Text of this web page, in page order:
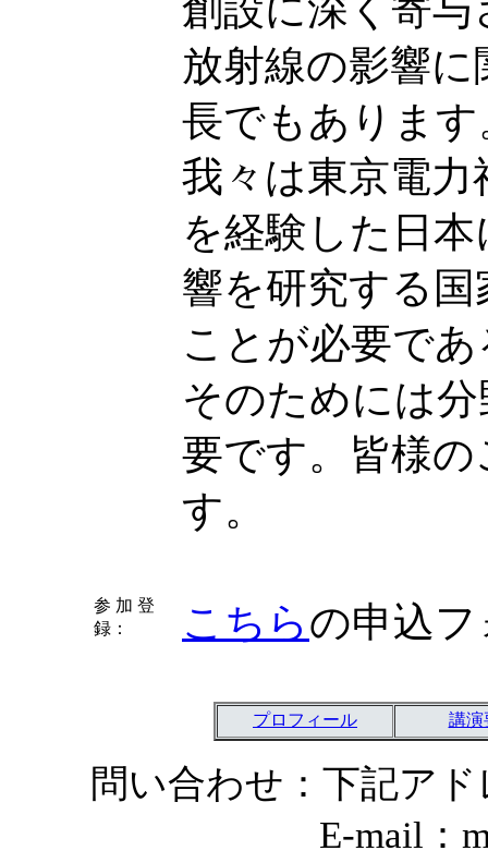
創設に深く寄与
放射線の影響
長でもあります
我々は東京電力
を経験した日
響を研究する
ことが必要で
そのためには
要です。皆様
す。
参 加 登
録：
こちらの申込
プロフィール 講演
問い合わせ：下記ア
E-mail：